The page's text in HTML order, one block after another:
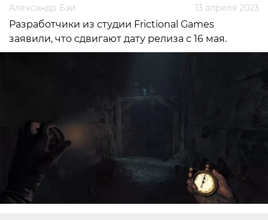
Александр Бэй 13 апреля 2023
Разработчики из студии Frictional Games
заявили, что сдвигают дату релиза с 16 мая.